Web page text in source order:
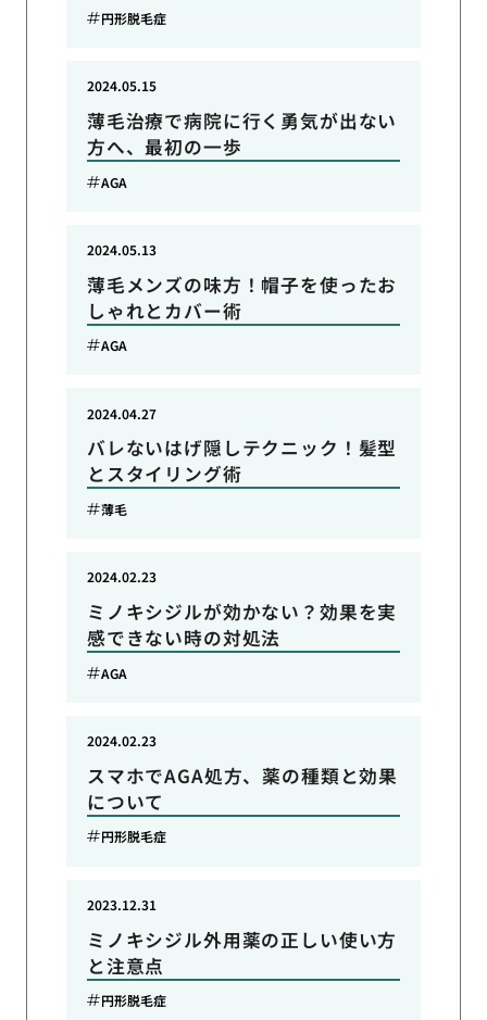
円形脱毛症
薄毛治療で病院に行く勇気が出ない
方へ、最初の一歩
2024.05.15
AGA
薄毛メンズの味方！帽子を使ったお
しゃれとカバー術
2024.05.13
AGA
バレないはげ隠しテクニック！髪型
とスタイリング術
2024.04.27
薄毛
ミノキシジルが効かない？効果を実
感できない時の対処法
2024.02.23
AGA
スマホでAGA処方、薬の種類と効果
について
2024.02.23
円形脱毛症
ミノキシジル外用薬の正しい使い方
と注意点
2023.12.31
円形脱毛症